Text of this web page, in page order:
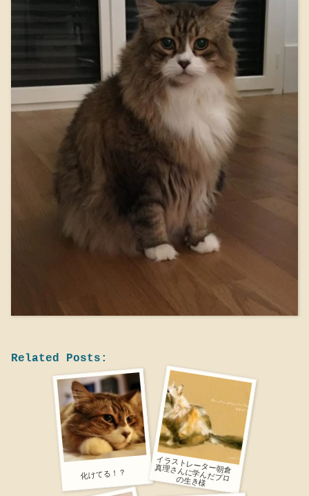
Related Posts:
化けてる！？ イラストレーター朝倉
真理さんに学んだプロの生き様